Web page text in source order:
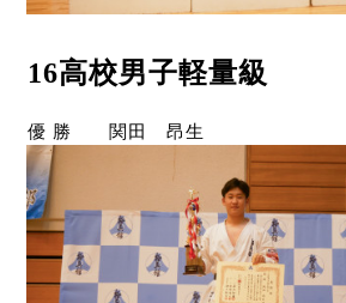
16高校男子軽量級
優 勝 関田 昂生